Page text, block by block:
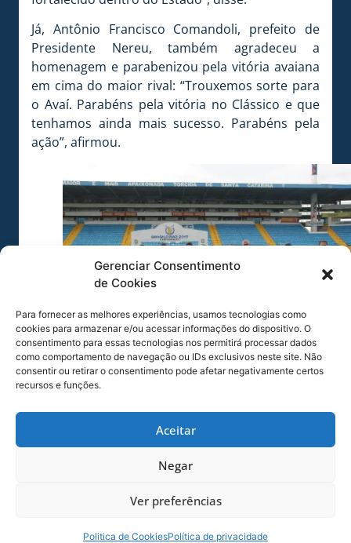
Gerenciar Consentimento
de Cookies
Para fornecer as melhores experiências, usamos tecnologias como
cookies para armazenar e/ou acessar informações do dispositivo. O
consentimento para essas tecnologias nos permitirá processar dados
como comportamento de navegação ou IDs exclusivos neste site. Não
consentir ou retirar o consentimento pode afetar negativamente certos
recursos e funções.
Aceitar
Negar
Ver preferências
Politica de CookiesPolítica de privacidade
Já, Antônio Francisco Comandoli, prefeito de
Presidente Nereu, também agradeceu a
homenagem e parabenizou pela vitória avaiana
em cima do maior rival: “Trouxemos sorte para
o Avaí. Parabéns pela vitória no Clássico e que
tenhamos ainda mais sucesso. Parabéns pela
ação”, afirmou.
FOTO: Guilherme Lopes / AVAÍ F.C.